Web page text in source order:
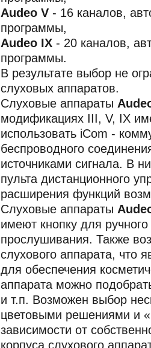
Audeo V - 16 каналов,
программы,
Audeo IX - 20 каналов,
программы.
В результате выбор не
слуховых аппаратов.
Слуховые аппараты
модификациях III, V, IX
использовать iCom -
беспроводного
источниками сигнала. В
пульта дистанционного
расширения функций
Слуховые аппараты
имеют кнопку для
прослушивания. Также
слухового аппарата, что
для обеспечения
аппарата можно
и т.п. Возможен выбор
цветовыми решениями и
зависимости от
корпуса слухового